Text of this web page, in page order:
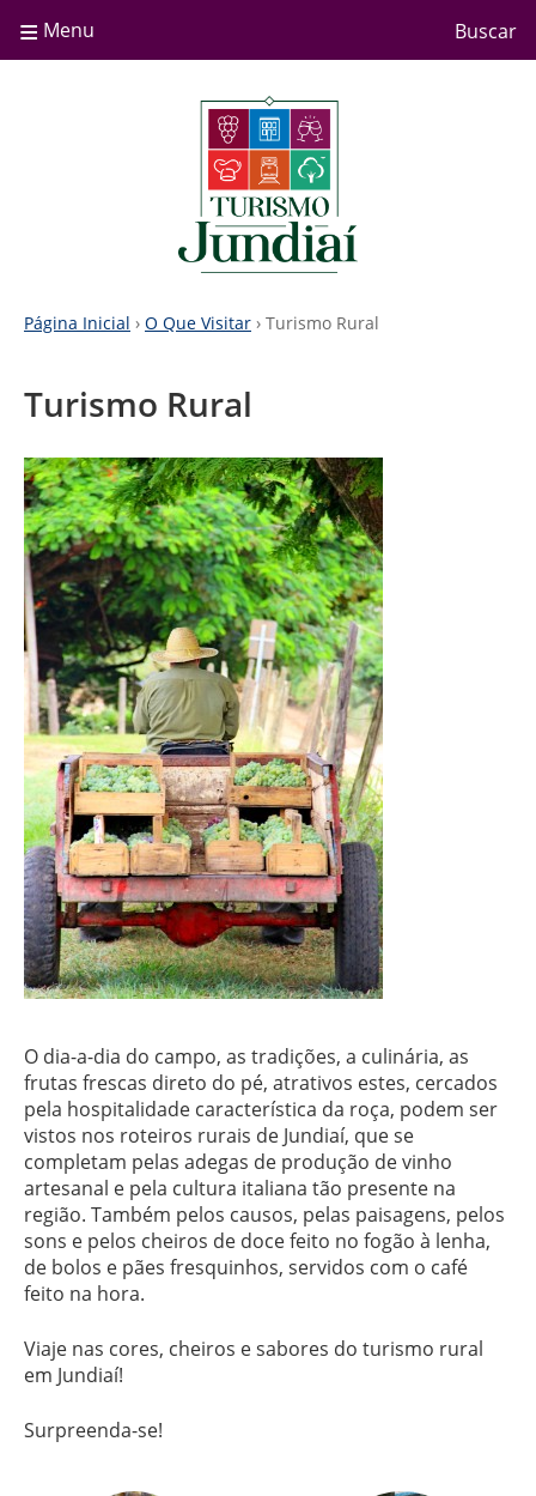
≡ Menu Buscar
Página Inicial › O Que Visitar › Turismo Rural
Turismo Rural
O dia-a-dia do campo, as tradições, a culinária, as
frutas frescas direto do pé, atrativos estes, cercados
pela hospitalidade característica da roça, podem ser
vistos nos roteiros rurais de Jundiaí, que se
completam pelas adegas de produção de vinho
artesanal e pela cultura italiana tão presente na
região. Também pelos causos, pelas paisagens, pelos
sons e pelos cheiros de doce feito no fogão à lenha,
de bolos e pães fresquinhos, servidos com o café
feito na hora.
Viaje nas cores, cheiros e sabores do turismo rural
em Jundiaí!
Surpreenda-se!